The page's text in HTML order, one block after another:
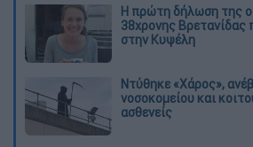
Η πρώτη δήλωση της
38χρονης
στην Κυψέλη
Ντύθηκε «Χάρος»,
νοσοκομείου και
ασθενείς